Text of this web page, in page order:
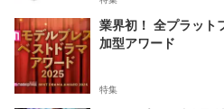
業界初！ 全プラット
加型アワード
特集